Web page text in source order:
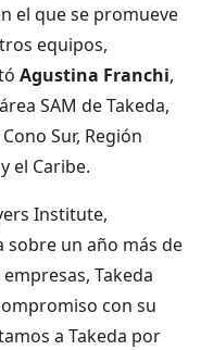
el que se promueve
equipos,
Agustina Franchi,
SAM de Takeda,
Sur, Región
el Caribe.
Institute,
sobre un año más de
Takeda
con su
a Takeda por